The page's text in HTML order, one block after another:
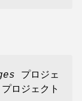
プロジェ
ロジェクト